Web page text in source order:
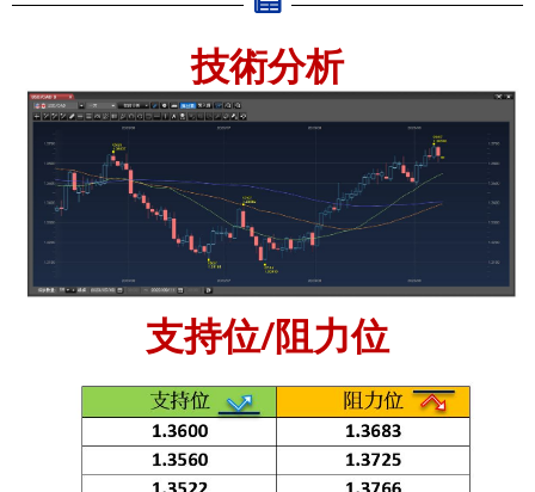
技術分析
支持位/阻力位